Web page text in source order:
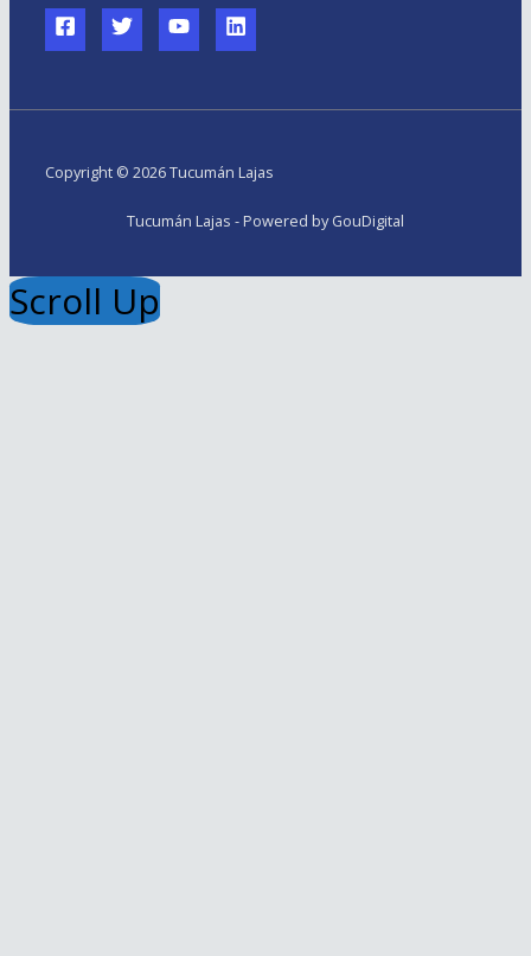
Copyright © 2026 Tucumán Lajas
Tucumán Lajas - Powered by GouDigital
Scroll Up